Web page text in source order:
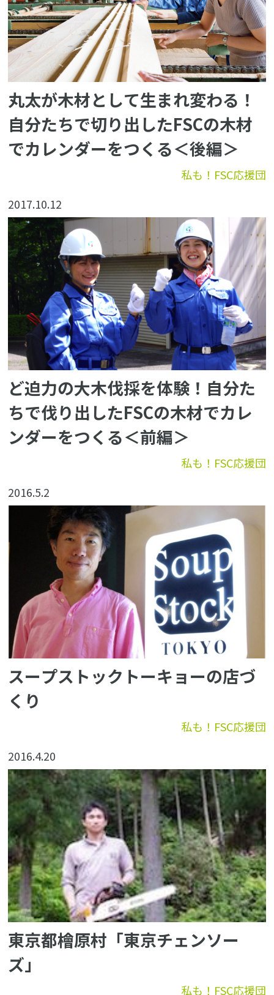
私も！FSC応援団
丸太が木材として生まれ変わる！
自分たちで切り出したFSCの木材
でカレンダーをつくる＜後編＞
2017.10.12
私も！FSC応援団
ど迫力の大木伐採を体験！自分た
ちで伐り出したFSCの木材でカレ
ンダーをつくる＜前編＞
2016.5.2
私も！FSC応援団
スープストックトーキョーの店づ
くり
2016.4.20
私も！FSC応援団
東京都檜原村「東京チェンソー
ズ」